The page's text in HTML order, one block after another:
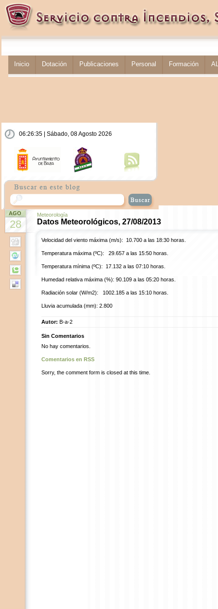
Inicio Dotación Publicaciones Personal Formación
06:26:35 | Sábado, 08 Agosto 2026
AGO
28
Meteorología
Datos Meteorológicos, 27/08/2013
Velocidad del viento máxima (m/s): 10.700 a las 18:30 horas.
Temperatura máxima (ºC): 29.657 a las 15:50 horas.
Temperatura mínima (ºC): 17.132 a las 07:10 horas.
Humedad relativa máxima (%): 90.109 a las 05:20 horas.
Radiación solar (W/m2): 1002.185 a las 15:10 horas.
Lluvia acumulada (mm): 2.800
Autor: B-a-2
Sin Comentarios
No hay comentarios.
Comentarios en RSS
Sorry, the comment form is closed at this time.